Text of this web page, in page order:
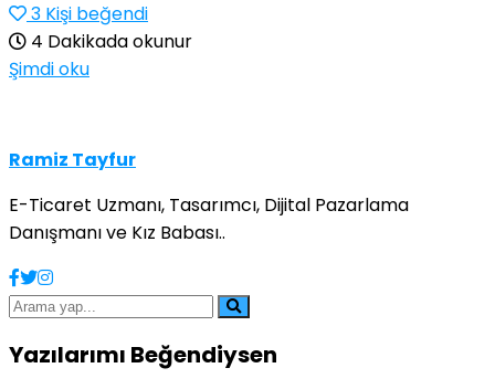
3 Kişi beğendi
4 Dakikada okunur
Şimdi oku
Ramiz Tayfur
E-Ticaret Uzmanı, Tasarımcı, Dijital Pazarlama
Danışmanı ve Kız Babası..
Yazılarımı Beğendiysen